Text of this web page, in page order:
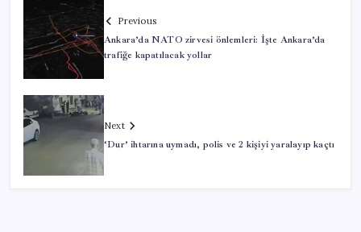
Previous
Ankara’da NATO zirvesi önlemleri: İşte Ankara’da
trafiğe kapatılacak yollar
Next
‘Dur’ ihtarına uymadı, polis ve 2 kişiyi yaralayıp kaçtı